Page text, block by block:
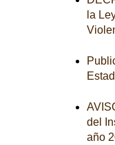
la
del
año